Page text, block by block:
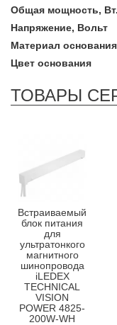
Общая мощность, Вт.
Напряжение, Вольт
Материал основания
Цвет основания
ТОВАРЫ
Встраиваемый
блок питания
для
ультратонкого
магнитного
шинопровода
iLEDEX
TECHNICAL
VISION
POWER 4825-
200W-WH